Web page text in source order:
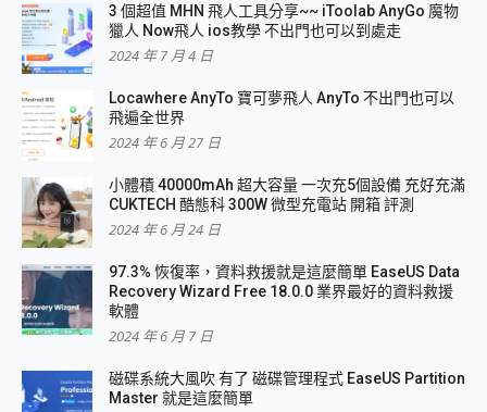
3 個超值 MHN 飛人工具分享~~ iToolab AnyGo 魔物
獵人 Now飛人 ios教學 不出門也可以到處走
2024 年 7 月 4 日
Locawhere AnyTo 寶可夢飛人 AnyTo 不出門也可以
飛遍全世界
2024 年 6 月 27 日
小體積 40000mAh 超大容量 一次充5個設備 充好充滿
CUKTECH 酷態科 300W 微型充電站 開箱 評測
2024 年 6 月 24 日
97.3% 恢復率，資料救援就是這麼簡單 EaseUS Data
Recovery Wizard Free 18.0.0 業界最好的資料救援
軟體
2024 年 6 月 7 日
磁碟系統大風吹 有了 磁碟管理程式 EaseUS Partition
Master 就是這麼簡單